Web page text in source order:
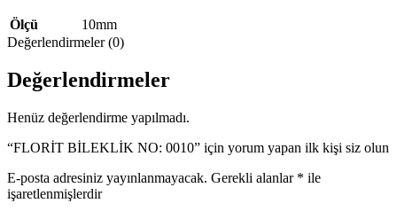
Ölçü
10mm
Değerlendirmeler (0)
Değerlendirmeler
Henüz değerlendirme yapılmadı.
“FLORİT BİLEKLİK NO: 0010” için yorum yapan ilk kişi siz olun
E-posta adresiniz yayınlanmayacak. Gerekli alanlar * ile
işaretlenmişlerdir